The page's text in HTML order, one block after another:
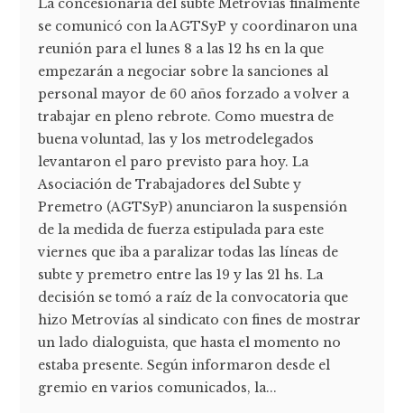
La concesionaria del subte Metrovías finalmente
se comunicó con la AGTSyP y coordinaron una
reunión para el lunes 8 a las 12 hs en la que
empezarán a negociar sobre la sanciones al
personal mayor de 60 años forzado a volver a
trabajar en pleno rebrote. Como muestra de
buena voluntad, las y los metrodelegados
levantaron el paro previsto para hoy. La
Asociación de Trabajadores del Subte y
Premetro (AGTSyP) anunciaron la suspensión
de la medida de fuerza estipulada para este
viernes que iba a paralizar todas las líneas de
subte y premetro entre las 19 y las 21 hs. La
decisión se tomó a raíz de la convocatoria que
hizo Metrovías al sindicato con fines de mostrar
un lado dialoguista, que hasta el momento no
estaba presente. Según informaron desde el
gremio en varios comunicados, la...